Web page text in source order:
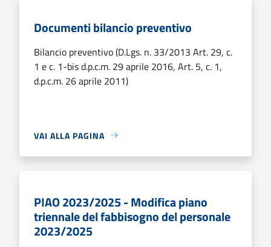
Documenti bilancio preventivo
Bilancio preventivo (D.Lgs. n. 33/2013 Art. 29, c.
1 e c. 1-bis d.p.c.m. 29 aprile 2016, Art. 5, c. 1,
d.p.c.m. 26 aprile 2011)
VAI ALLA PAGINA
PIAO 2023/2025 - Modifica piano
triennale del fabbisogno del personale
2023/2025